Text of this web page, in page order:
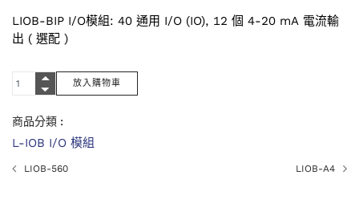
LIOB-BIP I/O模組: 40 通用 I/O (IO), 12 個 4-20 mA 電流輸
出 ( 選配 )
商品分類 :
L-IOB I/O 模組
LIOB-560 LIOB-A4